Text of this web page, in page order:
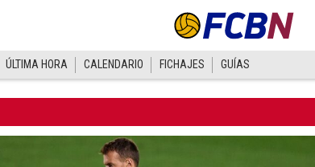
ÚLTIMA HORA CALENDARIO FICHAJES GUÍAS